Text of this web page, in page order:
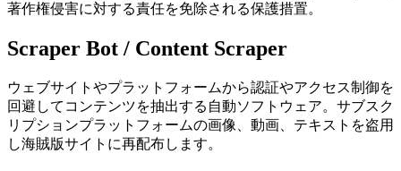
著作権侵害に対する責任を免除される保護措置。
Scraper Bot / Content Scraper
ウェブサイトやプラットフォームから認証やアクセス制御を
回避してコンテンツを抽出する自動ソフトウェア。サブスク
リプションプラットフォームの画像、動画、テキストを盗用
し海賊版サイトに再配布します。